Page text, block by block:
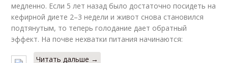
медленно. Если 5 лет назад было достаточно посидеть на
кефирной диете 2–3 недели и живот снова становился
подтянутым, то теперь голодание дает обратный
эффект. На почве нехватки питания начинаются:
Читать дальше →